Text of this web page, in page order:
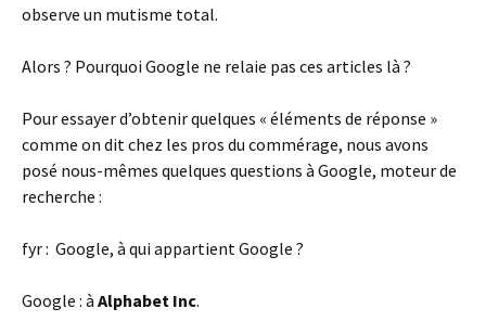
observe un mutisme total.
Alors ? Pourquoi Google ne relaie pas ces articles là ?
Pour essayer d’obtenir quelques « éléments de réponse »
comme on dit chez les pros du commérage, nous avons
posé nous-mêmes quelques questions à Google, moteur de
recherche :
fyr : Google, à qui appartient Google ?
Google : à Alphabet Inc.